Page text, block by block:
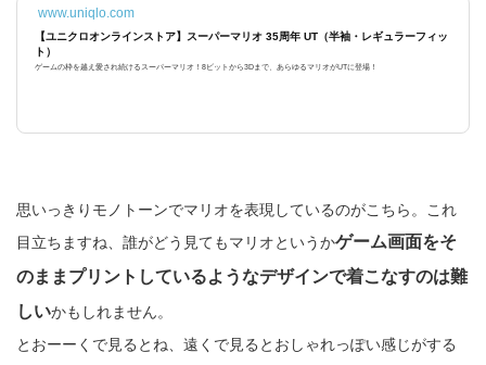
www.uniqlo.com
【ユニクロオンラインストア】スーパーマリオ 35周年 UT（半袖・レギュラーフィッ
ト）
ゲームの枠を越え愛され続けるスーパーマリオ！8ビットから3Dまで、あらゆるマリオがUTに登場！
思いっきりモノトーンでマリオを表現しているのがこちら。これ
目立ちますね、誰がどう見てもマリオというかゲーム画面をそ
のままプリントしているようなデザインで着こなすのは難
しいかもしれません。
とおーーくで見るとね、遠くで見るとおしゃれっぽい感じがする